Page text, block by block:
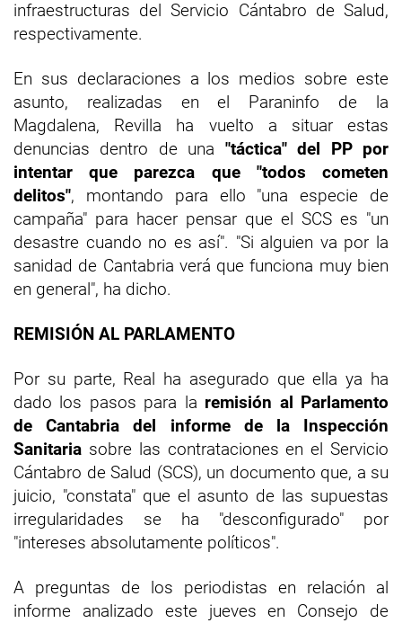
infraestructuras del Servicio Cántabro de Salud,
respectivamente.
En sus declaraciones a los medios sobre este
asunto, realizadas en el Paraninfo de la
Magdalena, Revilla ha vuelto a situar estas
denuncias dentro de una "táctica" del PP por
intentar que parezca que "todos cometen
delitos", montando para ello "una especie de
campaña" para hacer pensar que el SCS es "un
desastre cuando no es así". "Si alguien va por la
sanidad de Cantabria verá que funciona muy bien
en general", ha dicho.
REMISIÓN AL PARLAMENTO
Por su parte, Real ha asegurado que ella ya ha
dado los pasos para la remisión al Parlamento
de Cantabria del informe de la Inspección
Sanitaria sobre las contrataciones en el Servicio
Cántabro de Salud (SCS), un documento que, a su
juicio, "constata" que el asunto de las supuestas
irregularidades se ha "desconfigurado" por
"intereses absolutamente políticos".
A preguntas de los periodistas en relación al
informe analizado este jueves en Consejo de